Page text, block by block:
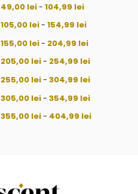
250ml (0)
49,00 lei- 104,99 lei
105,00 lei- 154,99 lei
155,00 lei- 204,99 lei
205,00 lei- 254,99 lei
255,00 lei- 304,99 lei
305,00 lei- 354,99 lei
355,00 lei- 404,99 lei
555,00lei-604,99